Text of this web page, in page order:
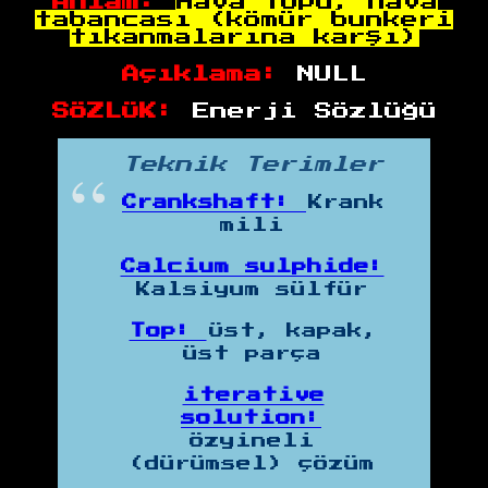
tabancası (kömür bunkeri
tıkanmalarına karşı)
Açıklama: NULL
SÖZLÜK: Enerji Sözlüğü
Teknik Terimler
Crankshaft:
Krank
mili
Calcium sulphide:
Kalsiyum sülfür
Top:
Üst, kapak,
üst parça
iterative
solution:
özyineli
(dürümsel) çözüm